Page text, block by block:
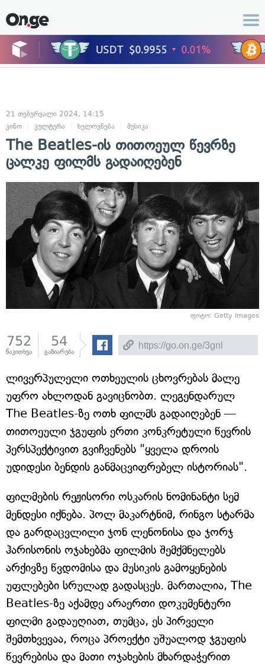
21 თებერვალი 2024, 14:15
კინო
კულტურა ხელოვნება მუსიკა
The Beatles-ის თითოეულ წევრზე
ცალკე ფილმს გადაიღებენ
ფოტო: Getty Images
752
წაკითხვა
54
გაზიარება
ლივერპულელი ოთხეულის ცხოვრებას მალე
უფრო ახლოდან გავიცნობთ. ლეგენდარულ
The Beatles-ზე ოთხ ფილმს გადაიღებენ —
თითოეული ჯგუფის ერთი კონკრეტული წევრის
პერსპექტივით გვიჩვენებს "ყველა დროის
უდიდესი ბენდის განმაცვიფრებელ ისტორიას".
ფილმების რეჟისორი ოსკარის ნომინანტი სემ
მენდესი იქნება. პოლ მაკარტნიმ, რინგო სტარმა
და გარდაცვლილი ჯონ ლენონისა და ჯორჯ
ჰარისონის ოჯახებმა ფილმის შემქმნელებს
არქივზე წვდომისა და მუსიკის გამოყენების
უფლებები სრულად გადასცეს. მართალია, The
Beatles-ზე აქამდე არაერთი დოკუმენტური
ფილმი გადაუღიათ, თუმცა, ეს პირველი
შემთხვევაა, როცა პროექტი უშუალოდ ჯგუფის
წევრებისა და მათი ოჯახების მხარდაჭერით